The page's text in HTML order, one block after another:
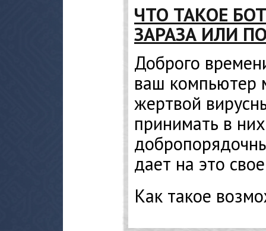
ЧТО ТАКОЕ
ЗАРАЗА ИЛИ
Доброго
ваш компьютер
жертвой
принимать в
дает на это
Как такое